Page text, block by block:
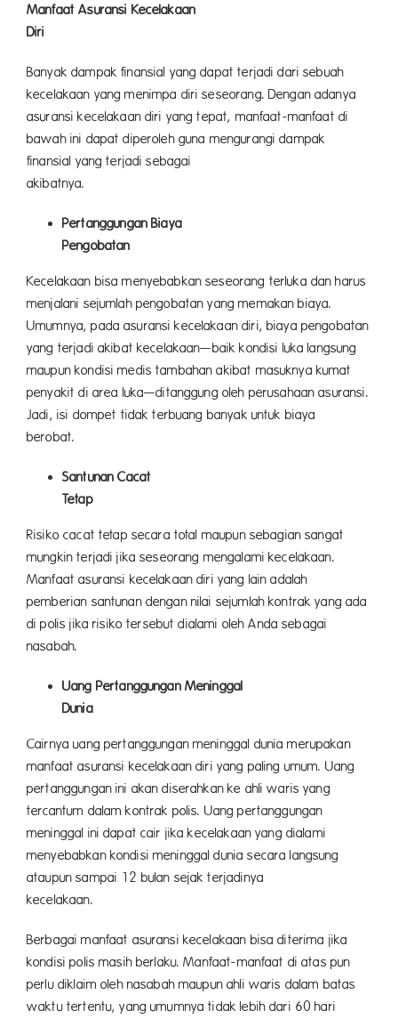
Manfaat Asuransi Kecelakaan
Banyak dampak finansial yang dapat terjadi dari sebuah
kecelakaan yang menimpa diri seseorang. Dengan adanya
asuransi kecelakaan diri yang tepat, manfaat-manfaat di
bawah ini dapat diperoleh guna mengurangi dampak
finansial yang terjadi sebagai
Pertanggungan Biaya
Kecelakaan bisa menyebabkan seseorang terluka dan harus
menjalani sejumlah pengobatan yang memakan biaya.
Umumnya, pada asuransi kecelakaan diri, biaya pengobatan
yang terjadi akibat kecelakaan—baik kondisi luka langsung
maupun kondisi medis tambahan akibat masuknya kumat
penyakit di area luka—ditanggung oleh perusahaan asuransi.
Jadi, isi dompet tidak terbuang banyak untuk biaya
Santunan Cacat
Risiko cacat tetap secara total maupun sebagian sangat
mungkin terjadi jika seseorang mengalami kecelakaan.
Manfaat asuransi kecelakaan diri yang lain adalah
pemberian santunan dengan nilai sejumlah kontrak yang ada
di polis jika risiko tersebut dialami oleh Anda sebagai
Uang Pertanggungan Meninggal
Cairnya uang pertanggungan meninggal dunia merupakan
manfaat asuransi kecelakaan diri yang paling umum. Uang
pertanggungan ini akan diserahkan ke ahli waris yang
tercantum dalam kontrak polis. Uang pertanggungan
meninggal ini dapat cair jika kecelakaan yang dialami
menyebabkan kondisi meninggal dunia secara langsung
ataupun sampai 12 bulan sejak terjadinya
Berbagai manfaat asuransi kecelakaan bisa diterima jika
kondisi polis masih berlaku. Manfaat-manfaat di atas pun
perlu diklaim oleh nasabah maupun ahli waris dalam batas
waktu tertentu, yang umumnya tidak lebih dari 60 hari